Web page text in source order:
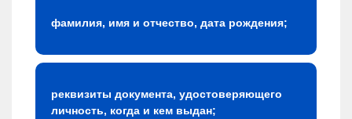
фамилия, имя и отчество, дата рождения;
реквизиты документа, удостоверяющего
личность, когда и кем выдан;